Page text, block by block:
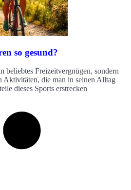
so gesund?
beliebtes Freizeitvergnügen, sondern
Aktivitäten, die man in seinen Alltag
dieses Sports erstrecken